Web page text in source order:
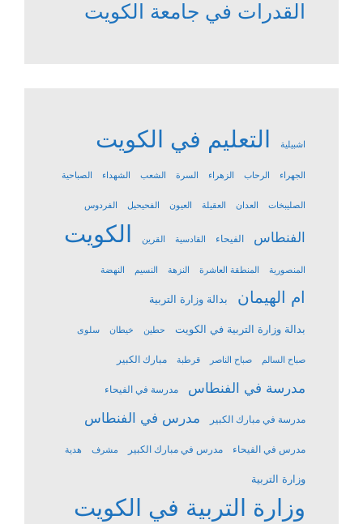
القدرات في جامعة الكويت
اشبيلية التعليم في الكويت
الجهراء الرحاب الزهراء السرة الشعب الشهداء الصباحية
الصليبخات العدان العقيلة العيون الفحيحيل الفردوس
الفنطاس الفيحاء القادسية القرين الكويت
المنصورية المنطقة العاشرة النزهة النسيم النهضة
ام الهيمان بدالة وزارة التربية
بدالة وزارة التربية في الكويت حطين خيطان سلوى
صباح السالم صباح الناصر قرطبة مبارك الكبير
مدرسة في الفنطاس مدرسة في الفيحاء
مدرسة في مبارك الكبير مدرس في الفنطاس
مدرس في الفيحاء مدرس في مبارك الكبير مشرف هدية
وزارة التربية
وزارة التربية في الكويت